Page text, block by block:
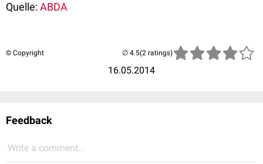
Quelle:ABDA
© Copyright
16.05.2014
(2 ratings)
Feedback
Write a comment...